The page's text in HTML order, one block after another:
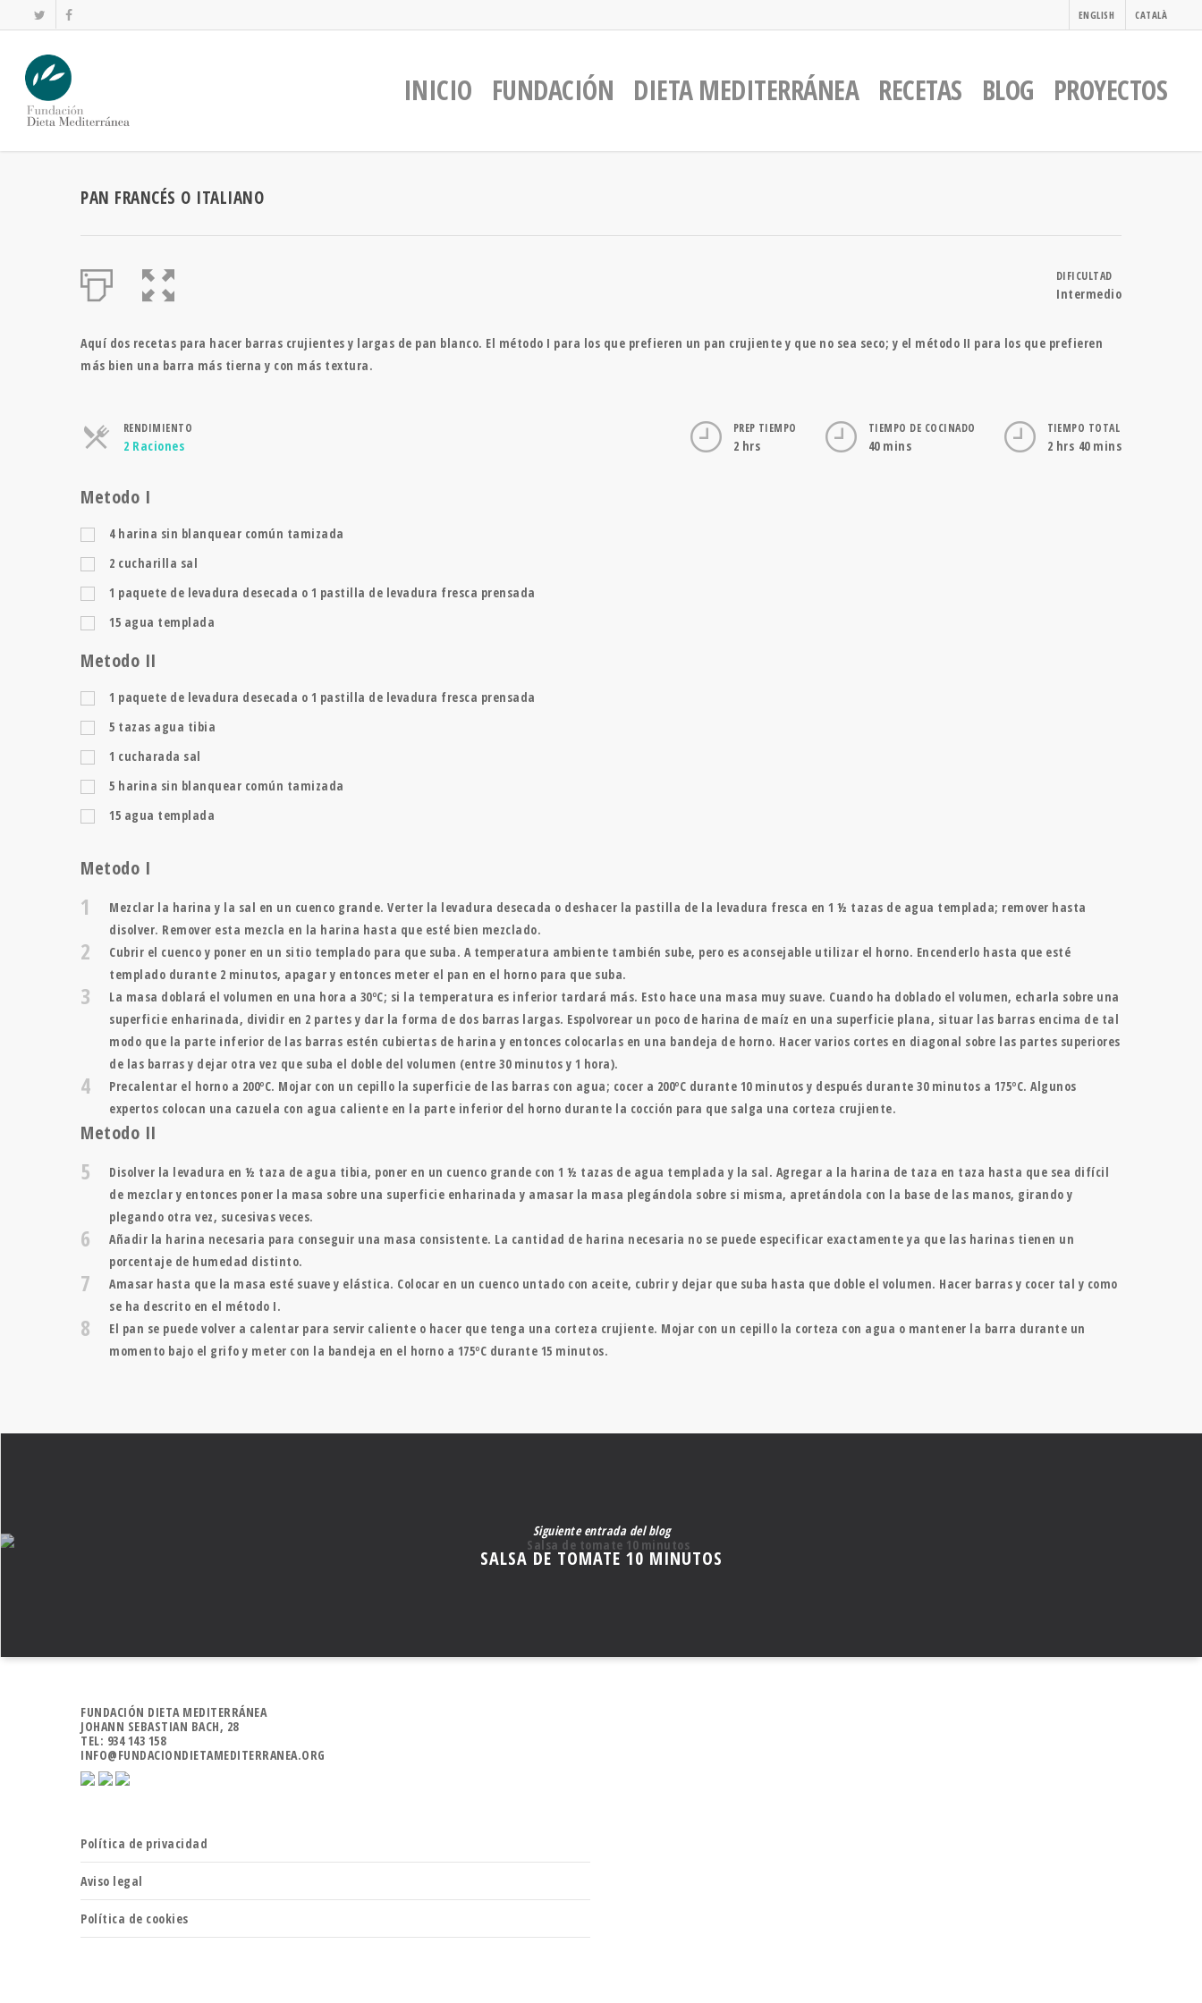
ENGLISH CATALÀ
INICIO FUNDACIÓN DIETA MEDITERRÁNEA RECETAS BLOG PROYECTOS
PAN FRANCÉS O ITALIANO
DIFICULTAD
Intermedio
Aquí dos recetas para hacer barras crujientes y largas de pan blanco. El método I para los que prefieren un pan crujiente y que no sea seco; y el método II para los que prefieren
más bien una barra más tierna y con más textura.
RENDIMIENTO
2 RacionesRaciones
PREP TIEMPO
2 hrs
TIEMPO DE COCINADO
40 mins
TIEMPO TOTAL
2 hrs 40 mins
Metodo I
4 harina sin blanquear común tamizada
2 cucharilla sal
1 paquete de levadura desecada o 1 pastilla de levadura fresca prensada
15 agua templada
Metodo II
1 paquete de levadura desecada o 1 pastilla de levadura fresca prensada
5 tazas agua tibia
1 cucharada sal
5 harina sin blanquear común tamizada
15 agua templada
Metodo I
1
Mezclar la harina y la sal en un cuenco grande. Verter la levadura desecada o deshacer la pastilla de la levadura fresca en 1 ½ tazas de agua templada; remover hasta
disolver. Remover esta mezcla en la harina hasta que esté bien mezclado.
2
Cubrir el cuenco y poner en un sitio templado para que suba. A temperatura ambiente también sube, pero es aconsejable utilizar el horno. Encenderlo hasta que esté
templado durante 2 minutos, apagar y entonces meter el pan en el horno para que suba.
3
La masa doblará el volumen en una hora a 30ºC; si la temperatura es inferior tardará más. Esto hace una masa muy suave. Cuando ha doblado el volumen, echarla sobre una
superficie enharinada, dividir en 2 partes y dar la forma de dos barras largas. Espolvorear un poco de harina de maíz en una superficie plana, situar las barras encima de tal
modo que la parte inferior de las barras estén cubiertas de harina y entonces colocarlas en una bandeja de horno. Hacer varios cortes en diagonal sobre las partes superiores
de las barras y dejar otra vez que suba el doble del volumen (entre 30 minutos y 1 hora).
4
Precalentar el horno a 200ºC. Mojar con un cepillo la superficie de las barras con agua; cocer a 200ºC durante 10 minutos y después durante 30 minutos a 175ºC. Algunos
expertos colocan una cazuela con agua caliente en la parte inferior del horno durante la cocción para que salga una corteza crujiente.
Metodo II
5
Disolver la levadura en ½ taza de agua tibia, poner en un cuenco grande con 1 ½ tazas de agua templada y la sal. Agregar a la harina de taza en taza hasta que sea difícil
de mezclar y entonces poner la masa sobre una superficie enharinada y amasar la masa plegándola sobre si misma, apretándola con la base de las manos, girando y
plegando otra vez, sucesivas veces.
6
Añadir la harina necesaria para conseguir una masa consistente. La cantidad de harina necesaria no se puede especificar exactamente ya que las harinas tienen un
porcentaje de humedad distinto.
7
Amasar hasta que la masa esté suave y elástica. Colocar en un cuenco untado con aceite, cubrir y dejar que suba hasta que doble el volumen. Hacer barras y cocer tal y como
se ha descrito en el método I.
8
El pan se puede volver a calentar para servir caliente o hacer que tenga una corteza crujiente. Mojar con un cepillo la corteza con agua o mantener la barra durante un
momento bajo el grifo y meter con la bandeja en el horno a 175ºC durante 15 minutos.
Siguiente entrada del blog
SALSA DE TOMATE 10 MINUTOS
FUNDACIÓN DIETA MEDITERRÁNEA
JOHANN SEBASTIAN BACH, 28
TEL: 934 143 158
INFO@FUNDACIONDIETAMEDITERRANEA.ORG
Política de privacidad
Aviso legal
Política de cookies